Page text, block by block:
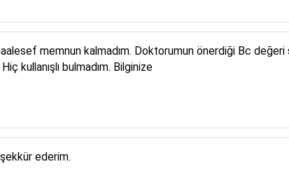
memnun kalmadım. Doktorumun önerdiği Bc
kullanışlı bulmadım. Bilginize
ederim.